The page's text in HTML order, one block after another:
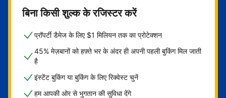
बिना किसी शुल्क के रजिस्टर करें
प्रॉपर्टी डैमेज के लिए $1 मिलियन तक का प्रोटेक्शन
45% मेज़बानों को हफ़्ते भर के अंदर ही अपनी पहली बुकिंग मिल जाती
है
इंस्टेंट बुकिंग या बुकिंग के लिए रिक्वेस्ट चुनें
हम आपकी ओर से भुगतान की सुविधा देंगे